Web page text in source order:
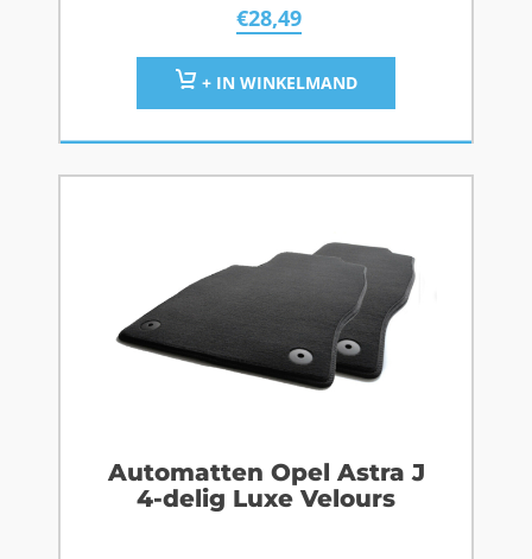
€28,49
+ IN WINKELMAND
Automatten Opel Astra J
4-delig Luxe Velours